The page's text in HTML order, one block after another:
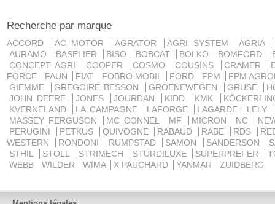
Recherche par marque
ACCORD AC MOTOR AGRATOR AGRI SYSTEM
AGRIA
AURAMO
BASELIER BISO BOBCAT BOLKO BOMFORD
CONCEPT AGRI
COOPER COSMO COUSINS CRAMER
FORCE
FAUN FIAT FOBRO MOBIL FORD FPM
FPM
GIEMME
GREGOIRE BESSON GROENEWEGEN GRUSE
JOHN DEERE
JONES JOURDAN KIDD KMK
KVERNELAND
LA CAMPAGNE LAFORGE LAGARDE
LELY
MASSEY FERGUSON
MC CONNEL MF MICRON NC
PERUGINI
PETKUS QUIVOGNE RABAUD RABE RDS
WESTERN
RONDONI RUMPSTAD SAMON SANDERSON
STHIL
STOLL STRIMECH STURDILUXE SUPERPREFER
WEBB
WILDER WIMA X PAUCHARD YANMAR ZUIDBERG